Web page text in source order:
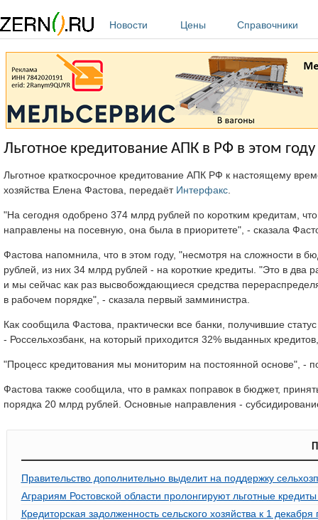
Новости
Цены Справочники
Льготное кредитование АПК в РФ в этом
Льготное краткосрочное кредитование АПК РФ к настоящему
хозяйства Елена Фастова, передаёт Интерфакс
"На сегодня одобрено 374 млрд рублей по коротким кредитам,
направлены на посевную, она была в приоритете", - сказала
Фастова напомнила, что в этом году, "несмотря на сложности в
рублей, из них 34 млрд рублей - на короткие кредиты. "Это в
и мы сейчас как раз высвобождающиеся средства
в рабочем порядке", - сказала первый замминистра.
Как сообщила Фастова, практически все банки, получившие
- Россельхозбанк, на который приходится 32% выданных
"Процесс кредитования мы мониторим на постоянной основе", -
Фастова также сообщила, что в рамках поправок в бюджет,
порядка 20 млрд рублей. Основные направления -
Правительство дополнительно выделит на поддержку
Аграриям Ростовской области пролонгируют льготные
Кредиторская задолженность сельского хозяйства к 1